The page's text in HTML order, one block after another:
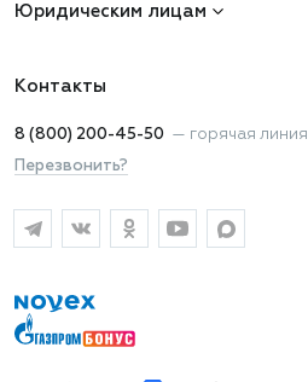
Юридическим лицам
Контакты
8 (800) 200-45-50 — горячая линия
Перезвонить?